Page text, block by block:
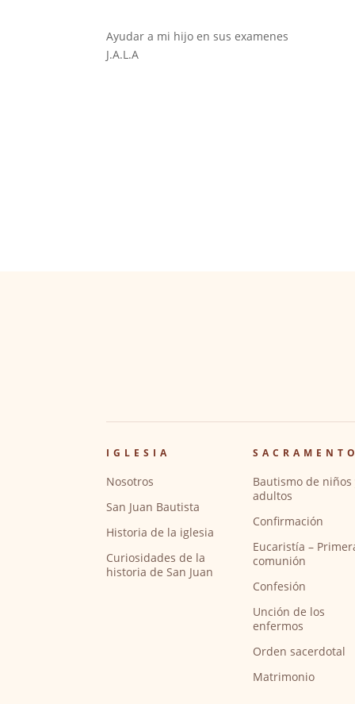
Ayudar a mi hijo en sus examenes
J.A.L.A
IGLESIA
Nosotros
San Juan Bautista
Historia de la iglesia
Curiosidades de la
historia de San Juan
Bautismo de niños
adultos
Confirmación
Eucaristía –
comunión
Confesión
Unción de los
enfermos
Orden sacerdotal
Matrimonio